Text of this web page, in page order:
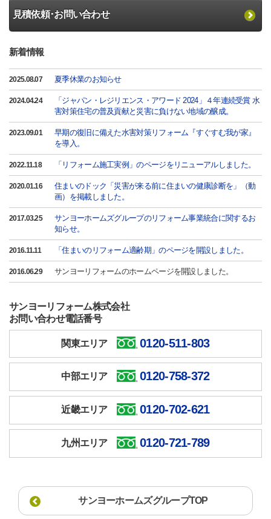
見積依頼･お問い合わせ
新着情報
2025.08.07 夏季休業のお知らせ
2024.04.24
「ジャパン・レジリエンス・アワード 2024」４年連続受賞 水
害対策住宅の普及貢献と災害に負けない地域の醸成。
2023.09.01
早期の復旧に備えた水害対策リフォーム『すぐすむ我が家』
を導入。
2022.11.18 「リフォーム施工実例」のページをリニューアルしました。
2020.01.16
住まいのドック「災害が来る前に住まいの健康診断を」（動
画）を掲載しました。
2017.03.25
サンヨーホームズグループのリフォーム事業統合に関するお
知らせ。
2016.11.11 「住まいのリフォーム適齢期」のページを開設しました。
2016.06.29 サンヨーリフォームのホームページを開設しました。
サンヨーリフォーム株式会社
お問い合わせ電話番号
関東エリア 0120-511-803
中部エリア 0120-758-372
近畿エリア 0120-702-621
九州エリア 0120-721-789
サンヨーホームズグループTOP